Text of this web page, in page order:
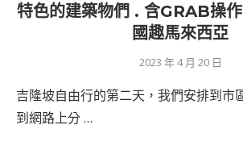
特色的建築物們 . 含GRAB操
國趣馬來西亞
2023 年 4 月 20 日
吉隆坡自由行的第二天，我們安排到市
到網路上分 …